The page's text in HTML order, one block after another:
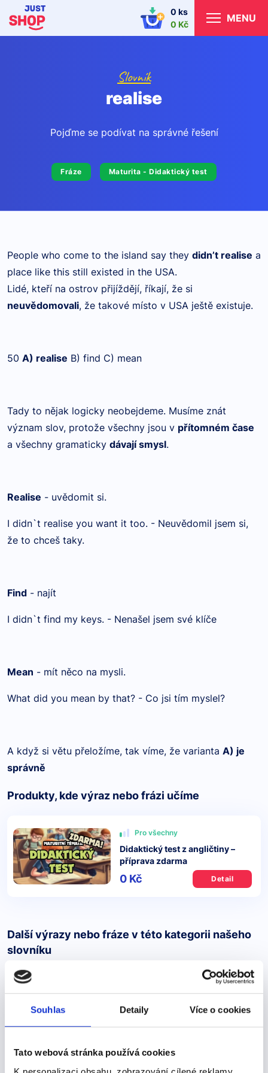
Souhlas Detaily Více o cookies
Tato webová stránka používá cookies
0 ks
0 Kč
MENU
Slovník
realise
Pojďme se podívat na správné řešení
Fráze Maturita - Didaktický test
People who come to the island say they didn’t realise a
place like this still existed in the USA.
Lidé, kteří na ostrov přijíždějí, říkají, že si
neuvědomovali, že takové místo v USA ještě existuje.
50 A) realise B) find C) mean
Tady to nějak logicky neobejdeme. Musíme znát
význam slov, protože všechny jsou v přítomném čase
a všechny gramaticky dávají smysl.
Realise - uvědomit si.
I didn`t realise you want it too. - Neuvědomil jsem si,
že to chceš taky.
Find - najít
I didn`t find my keys. - Nenašel jsem své klíče
Mean - mít něco na mysli.
What did you mean by that? - Co jsi tím myslel?
A když si větu přeložíme, tak víme, že varianta A) je
správně
Produkty, kde výraz nebo frázi učíme
Pro všechny
Didaktický test z angličtiny –
příprava zdarma
0 Kč Detail
Další výrazy nebo fráze v této kategorii našeho
slovníku
would be
Pojďme se podívat na správné řešení
I thought that living abroad would be the coolest thing
to do.Myslel jsem si, že žít v zahraničí bude to nejlepší,